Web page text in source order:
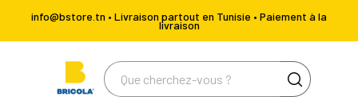
info@bstore.tn • Livraison partout en Tunisie • Paiement à la
livraison